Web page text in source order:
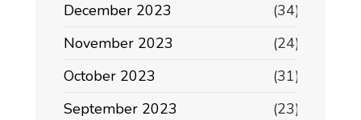
December 2023
(34)
November 2023
(24)
October 2023
(31)
September 2023
(23)